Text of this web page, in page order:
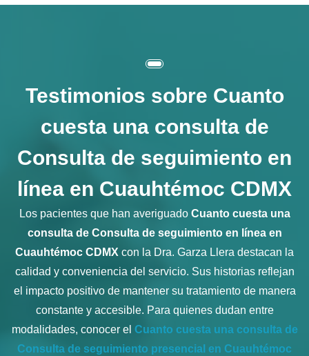
Testimonios sobre Cuanto
cuesta una consulta de
Consulta de seguimiento en
línea en Cuauhtémoc CDMX
Los pacientes que han averiguado Cuanto cuesta una
consulta de Consulta de seguimiento en línea en
Cuauhtémoc CDMX con la Dra. Garza Llera destacan la
calidad y conveniencia del servicio. Sus historias reflejan
el impacto positivo de mantener su tratamiento de manera
constante y accesible. Para quienes dudan entre
modalidades, conocer el Cuanto cuesta una consulta de
Consulta de seguimiento presencial en Cuauhtémoc